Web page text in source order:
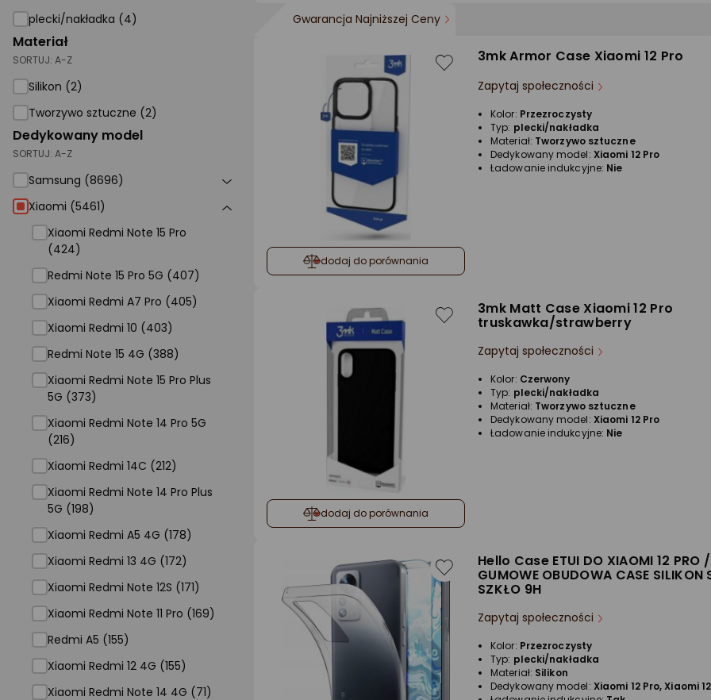
plecki/nakładka (4)
Materiał
SORTUJ: A-Z
Silikon (2)
Tworzywo sztuczne (2)
Dedykowany model
SORTUJ: A-Z
Samsung (8696)
Xiaomi (5461)
Xiaomi Redmi Note 15 Pro
(424)
Redmi Note 15 Pro 5G (407)
Xiaomi Redmi A7 Pro (405)
Xiaomi Redmi 10 (403)
Redmi Note 15 4G (388)
Xiaomi Redmi Note 15 Pro Plus
5G (373)
Xiaomi Redmi Note 14 Pro 5G
(216)
Xiaomi Redmi 14C (212)
Xiaomi Redmi Note 14 Pro Plus
5G (198)
Xiaomi Redmi A5 4G (178)
Xiaomi Redmi 13 4G (172)
Xiaomi Redmi Note 12S (171)
Xiaomi Redmi Note 11 Pro (169)
Redmi A5 (155)
Xiaomi Redmi 12 4G (155)
Xiaomi Redmi Note 14 4G (71)
Gwarancja Najniższej Ceny
dodaj do porównania
3mk Armor Case Xiaomi 12 Pro
Zapytaj społeczności
Kolor: Przezroczysty
Typ: plecki/nakładka
Materiał: Tworzywo sztuczne
Dedykowany model: Xiaomi 12 Pro
Ładowanie indukcyjne: Nie
dodaj do porównania
3mk Matt Case Xiaomi 12 Pro
truskawka/strawberry
Zapytaj społeczności
Kolor: Czerwony
Typ: plecki/nakładka
Materiał: Tworzywo sztuczne
Dedykowany model: Xiaomi 12 Pro
Ładowanie indukcyjne: Nie
Hello Case ETUI DO XIAOMI 12 PRO /
GUMOWE OBUDOWA CASE SILIKON
SZKŁO 9H
Zapytaj społeczności
Kolor: Przezroczysty
Typ: plecki/nakładka
Materiał: Silikon
Dedykowany model: Xiaomi 12 Pro, Xiaomi